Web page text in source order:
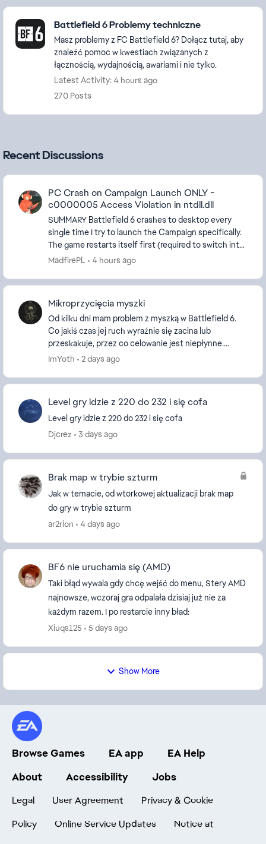
Featured Places
Battlefield 6 Problemy techniczne
Masz problemy z FC Battlefield 6? Dołącz tutaj, aby
znaleźć pomoc w kwestiach związanych z
łącznością, wydajnością, awariami i nie tylko.
Latest Activity: 4 hours ago
270 Posts
Recent Discussions
PC Crash on Campaign Launch ONLY -
c0000005 Access Violation in ntdll.dll
SUMMARY Battlefield 6 crashes to desktop every
single time I try to launch the Campaign specifically.
The game restarts itself first (required to switch into
Campaign mode), and the crash happens ri...
MadfirePL 4 hours ago
Mikroprzycięcia myszki
Od kilku dni mam problem z myszką w Battlefield 6.
Co jakiś czas jej ruch wyraźnie się zacina lub
przeskakuje, przez co celowanie jest niepłynne.
Dzieje się to losowo i tylko w Battlefield 6 – w inny...
ImYoth 2 days ago
Level gry idzie z 220 do 232 i się cofa
Level gry idzie z 220 do 232 i się cofa
Djcrez
3 days ago
Brak map w trybie szturm
Jak w temacie, od wtorkowej aktualizacji brak map
do gry w trybie szturm
ar2rion
4 days ago
BF6 nie uruchamia się (AMD)
Taki błąd wywala gdy chcę wejść do menu, Stery AMD
najnowsze, wczoraj gra odpalała dzisiaj już nie za
każdym razem. I po restarcie inny bład:
Xiuqs125
5 days ago
Show More
Browse Games EA app
EA Help
About
Accessibility Jobs
Legal User Agreement
Privacy & Cookie
Policy
Online Service Updates
Notice at